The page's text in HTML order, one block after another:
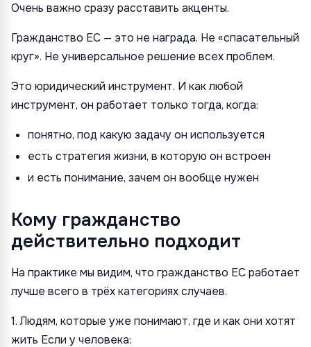
Очень важно сразу расставить акценты.
Гражданство ЕС — это не награда. Не «спасательный
круг». Не универсальное решение всех проблем.
Это юридический инструмент. И как любой
инструмент, он работает только тогда, когда:
понятно, под какую задачу он используется
есть стратегия жизни, в которую он встроен
и есть понимание, зачем он вообще нужен
Кому гражданство
действительно подходит
На практике мы видим, что гражданство ЕС работает
лучше всего в трёх категориях случаев.
1. Людям, которые уже понимают, где и как они хотят
жить Если у человека: